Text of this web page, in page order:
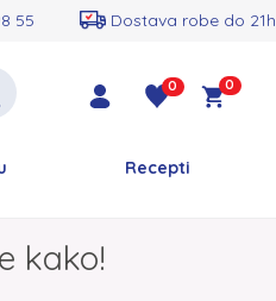
55 Dostava robe do 21h
0 0
Recepti
kako!